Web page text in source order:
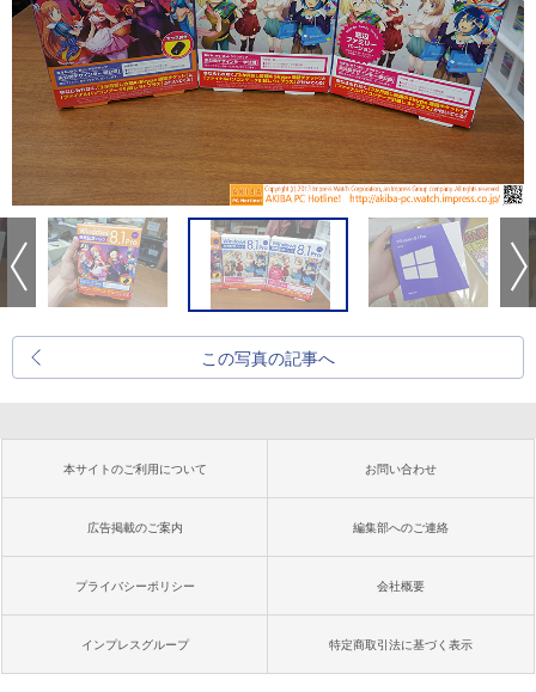
この写真の記事へ
本サイトのご利用について お問い合わせ
広告掲載のご案内 編集部へのご連絡
プライバシーポリシー 会社概要
インプレスグループ 特定商取引法に基づく表示